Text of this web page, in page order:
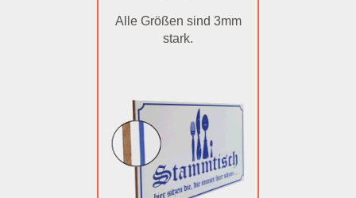
Alle Größen sind 3mm
stark.